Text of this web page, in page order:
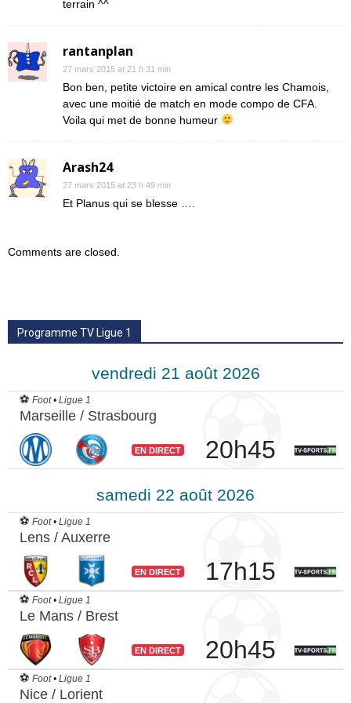
terrain ^^
rantanplan
27 mars 2015 at 21 h 31 min
Bon ben, petite victoire en amical contre les Chamois,
avec une moitié de match en mode compo de CFA.
Voila qui met de bonne humeur
Arash24
27 mars 2015 at 23 h 49 min
Et Planus qui se blesse ….
Comments are closed.
Programme TV Ligue 1